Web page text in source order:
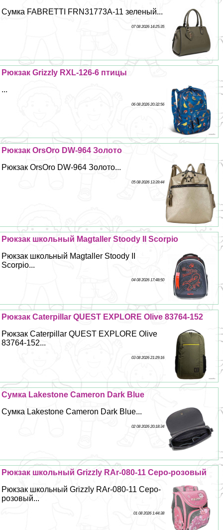
Сумка FABRETTI FRN31773A-11 зеленый...
07 08 2026 14:25:35
Рюкзак Grizzly RXL-126-6 птицы
...
06 08 2026 20:32:56
Рюкзак OrsOro DW-964 Золото
Рюкзак OrsOro DW-964 Золото...
05 08 2026 13:39:44
Рюкзак школьный Magtaller Stoody II Scorpio
Рюкзак школьный Magtaller Stoody II
Scorpio...
04 08 2026 17:48:50
Рюкзак Caterpillar QUEST EXPLORE Olive 83764-152
Рюкзак Caterpillar QUEST EXPLORE Olive
83764-152...
03 08 2026 21:29:16
Сумка Lakestone Cameron Dark Blue
Сумка Lakestone Cameron Dark Blue...
02 08 2026 20:18:34
Рюкзак школьный Grizzly RAr-080-11 Серо-розовый
Рюкзак школьный Grizzly RAr-080-11 Серо-
розовый...
01 08 2026 1:44:38